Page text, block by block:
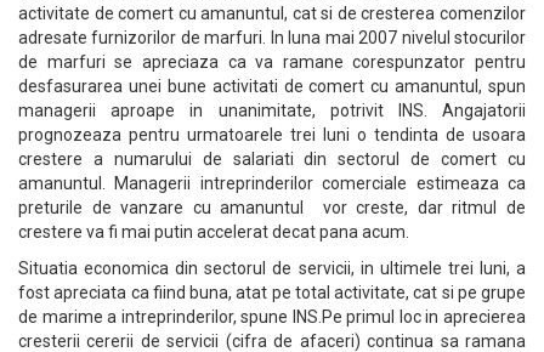
activitate de comert cu amanuntul, cat si de cresterea comenzilor
adresate furnizorilor de marfuri. In luna mai 2007 nivelul stocurilor
de marfuri se apreciaza ca va ramane corespunzator pentru
desfasurarea unei bune activitati de comert cu amanuntul, spun
managerii aproape in unanimitate, potrivit INS. Angajatorii
prognozeaza pentru urmatoarele trei luni o tendinta de usoara
crestere a numarului de salariati din sectorul de comert cu
amanuntul. Managerii intreprinderilor comerciale estimeaza ca
preturile de vanzare cu amanuntul vor creste, dar ritmul de
crestere va fi mai putin accelerat decat pana acum.
Situatia economica din sectorul de servicii, in ultimele trei luni, a
fost apreciata ca fiind buna, atat pe total activitate, cat si pe grupe
de marime a intreprinderilor, spune INS.Pe primul loc in aprecierea
cresterii cererii de servicii (cifra de afaceri) continua sa ramana